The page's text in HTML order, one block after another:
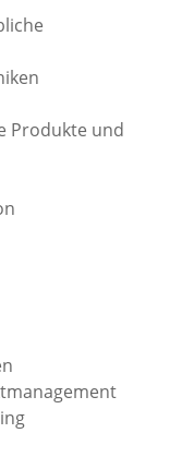
Produkte und